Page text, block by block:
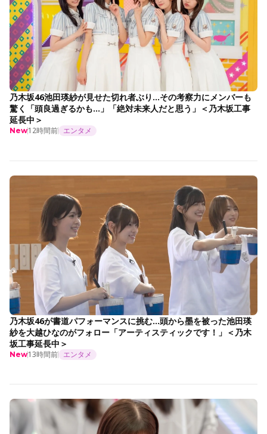
乃木坂46池田瑛紗が見せた切れ者ぶり…その考察力にメンバーも
驚く「頭良過ぎるかも…」「絶対未来人だと思う」＜乃木坂工事
延長中＞
New12時間前 エンタメ
乃木坂46が書道パフォーマンスに挑む…頭から墨を被った池田瑛
紗を大越ひなのがフォロー「アーティスティックです！」＜乃木
坂工事延長中＞
New13時間前 エンタメ